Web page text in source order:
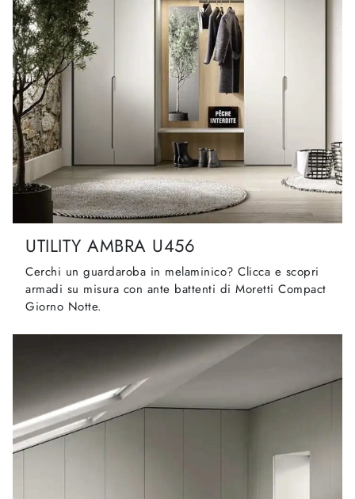
UTILITY AMBRA U456
Cerchi un guardaroba in melaminico? Clicca e scopri
armadi su misura con ante battenti di Moretti Compact
Giorno Notte.